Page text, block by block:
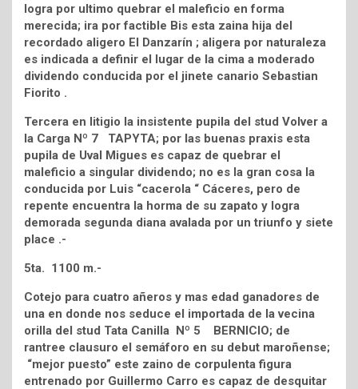
logra por ultimo quebrar el maleficio en forma
merecida; ira por factible Bis esta zaina hija del
recordado aligero El Danzarín ; aligera por naturaleza
es indicada a definir el lugar de la cima a moderado
dividendo conducida por el jinete canario Sebastian
Fiorito .
Tercera en litigio la insistente pupila del stud Volver a
la Carga Nº 7 TAPYTA; por las buenas praxis esta
pupila de Uval Migues es capaz de quebrar el
maleficio a singular dividendo; no es la gran cosa la
conducida por Luis “cacerola “ Cáceres, pero de
repente encuentra la horma de su zapato y logra
demorada segunda diana avalada por un triunfo y siete
place .-
5ta. 1100 m.-
Cotejo para cuatro añeros y mas edad ganadores de
una en donde nos seduce el importada de la vecina
orilla del stud Tata Canilla Nº 5 BERNICIO; de
rantree clausuro el semáforo en su debut maroñense;
“mejor puesto” este zaino de corpulenta figura
entrenado por Guillermo Carro es capaz de desquitar